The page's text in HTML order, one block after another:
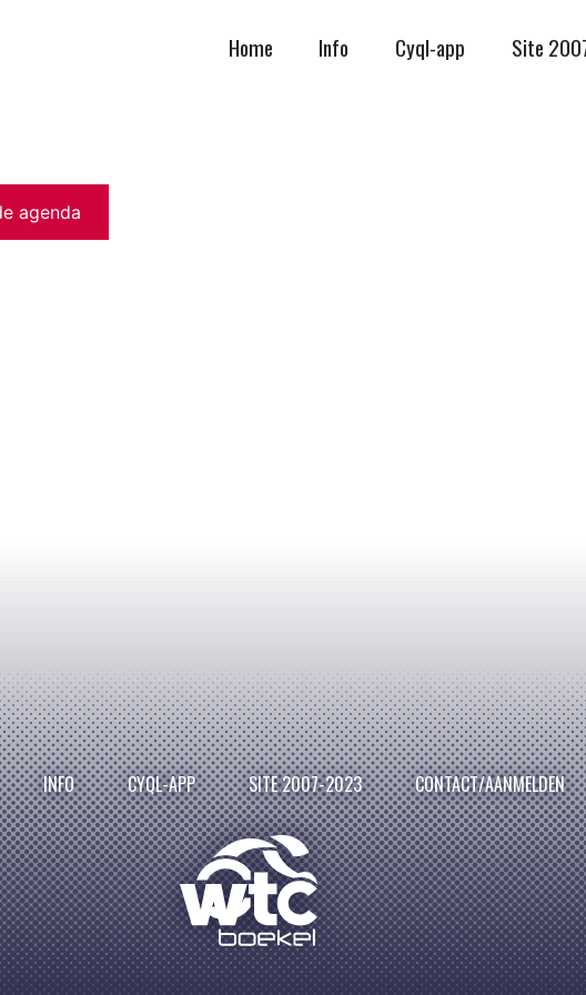
Home Info Cyql-app Site
agenda
INFO CYQL-APP SITE 2007-2023 CONTACT/AANMELDEN